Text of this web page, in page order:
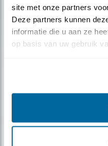
site met onze partners
Deze partners kunnen
informatie die u aan ze
op basis van uw gebruik